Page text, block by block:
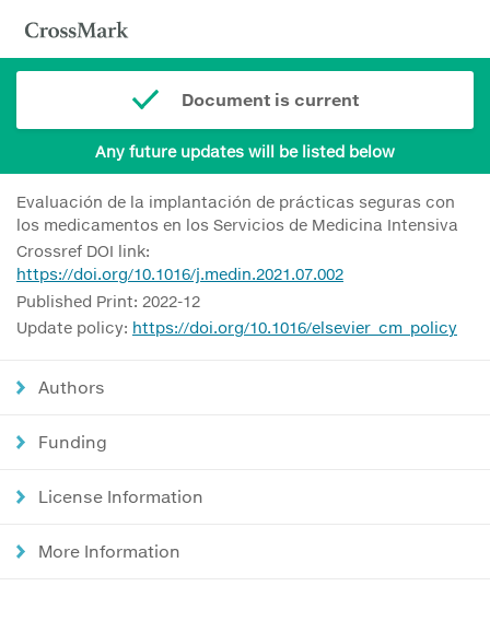
Document is current
Any future updates will be listed below
Evaluación de la implantación de prácticas seguras con
los medicamentos en los Servicios de Medicina Intensiva
Crossref DOI link:
https://doi.org/10.1016/j.medin.2021.07.002
Published Print: 2022-12
Update policy: https://doi.org/10.1016/elsevier_cm_policy
Authors
Funding
License Information
More Information